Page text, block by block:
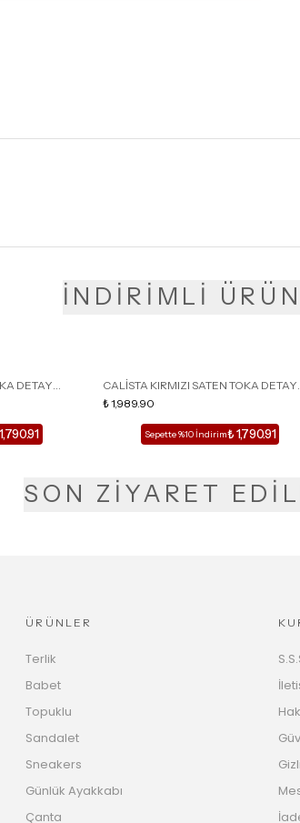
İNDİRİMLİ
DETAY
TERLİK
CALİSTA KIRMIZI SATEN TOKA DETAY
SİVRİ BURUN KADIN TOPUKLU TERLİK
₺ 1,989.90
Sepette %10 İndirim₺ 1,790.91
SON ZİYARET
ÜRÜNLER
Terlik
Babet
Topuklu
Sandalet
Sneakers
Günlük Ayakkabı
Çanta